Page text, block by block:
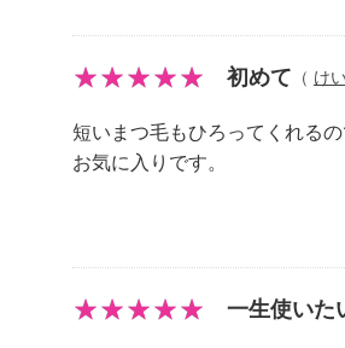
ると同時に、ハリ・コシ・ツ
果もあります。
考え抜かれたフォーミュラで
付け心地です。
皮脂・汗・涙に強いウォータ
クレンジング不要。お湯で簡
初めて （ け
短いまつ毛もひろってくれる
お気に入りです。
一生使いた